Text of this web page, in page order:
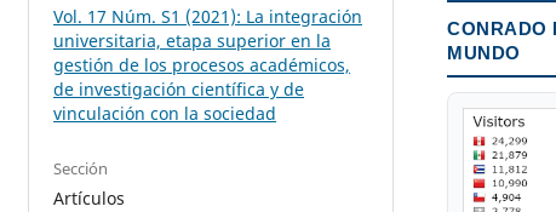
Vol. 17 Núm. S1 (2021): La integración
universitaria, etapa superior en la
gestión de los procesos académicos,
de investigación científica y de
vinculación con la sociedad
Sección
Artículos
CONRADO
MUNDO